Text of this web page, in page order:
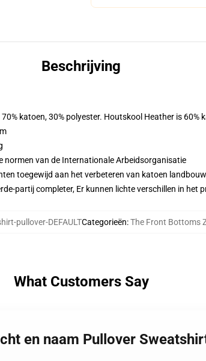
Beschrijving
katoen, 30% polyester. Houtskool Heather is 60%
normen van de Internationale Arbeidsorganisatie
toegewijd aan het verbeteren van katoen
partij completer, Er kunnen lichte verschillen in het
pullover-DEFAULTCategorieën:The Front Bottoms
What Customers Say
en naam Pullover